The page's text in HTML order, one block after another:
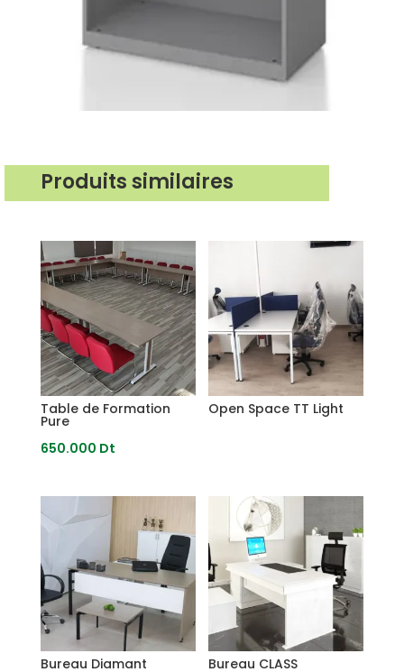
Produits similaires
Table de Formation
Pure
650.000 Dt
Open Space TT Light
Bureau Diamant
Bureau CLASS